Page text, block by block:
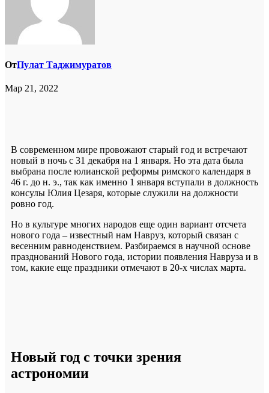
ОтПулат Таджимуратов
Мар 21, 2022
В современном мире провожают старый год и встречают
новый в ночь с 31 декабря на 1 января. Но эта дата была
выбрана после юлианской реформы римского календаря в
46 г. до н. э., так как именно 1 января вступали в должность
консулы Юлия Цезаря, которые служили на должности
ровно год.
Но в культуре многих народов еще один вариант отсчета
нового года – известный нам Навруз, который связан с
весенним равноденствием. Разбираемся в научной основе
празднований Нового года, истории появления Навруза и в
том, какие еще праздники отмечают в 20-х числах марта.
Новый год с точки зрения
астрономии